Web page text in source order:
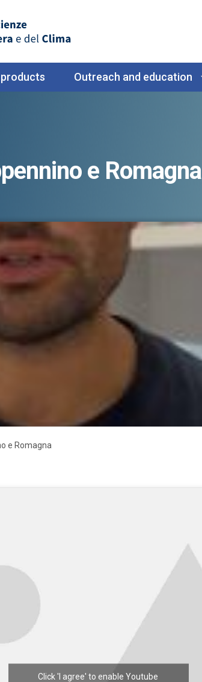
Outreach and education
e Romagna
e Romagna
Click 'I agree' to enable Youtube